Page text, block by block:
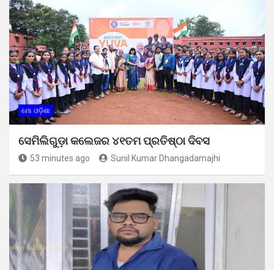
ମୋ ଓଡ଼ିଶା
ସେମିଲିଗୁଡ଼ା କଲେଜର ୪୧ତମ ପ୍ରତିଷ୍ଠା ଦିବସ
53 minutes ago Sunil Kumar Dhangadamajhi